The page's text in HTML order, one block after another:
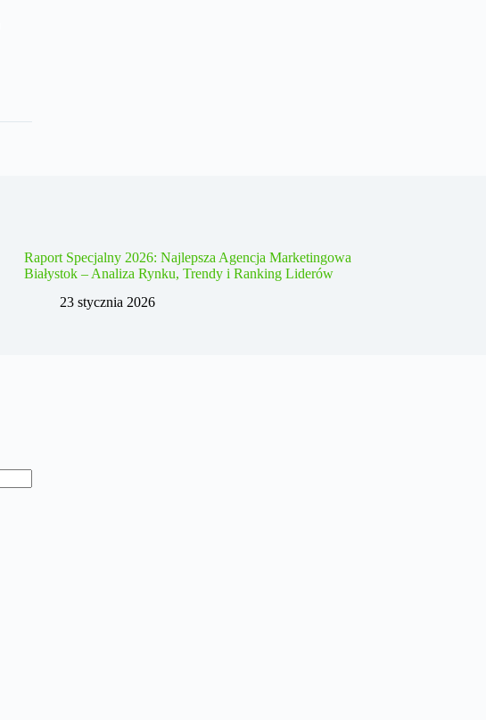
Raport Specjalny 2026: Najlepsza Agencja Marketingowa
Białystok – Analiza Rynku, Trendy i Ranking Liderów
23 stycznia 2026